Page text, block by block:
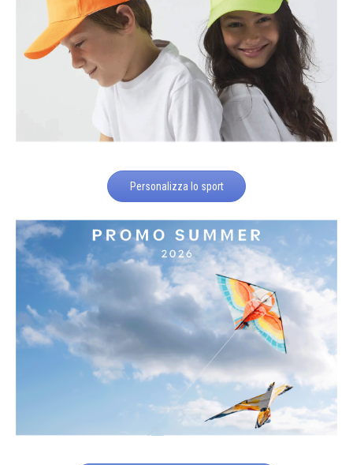
Personalizza lo sport